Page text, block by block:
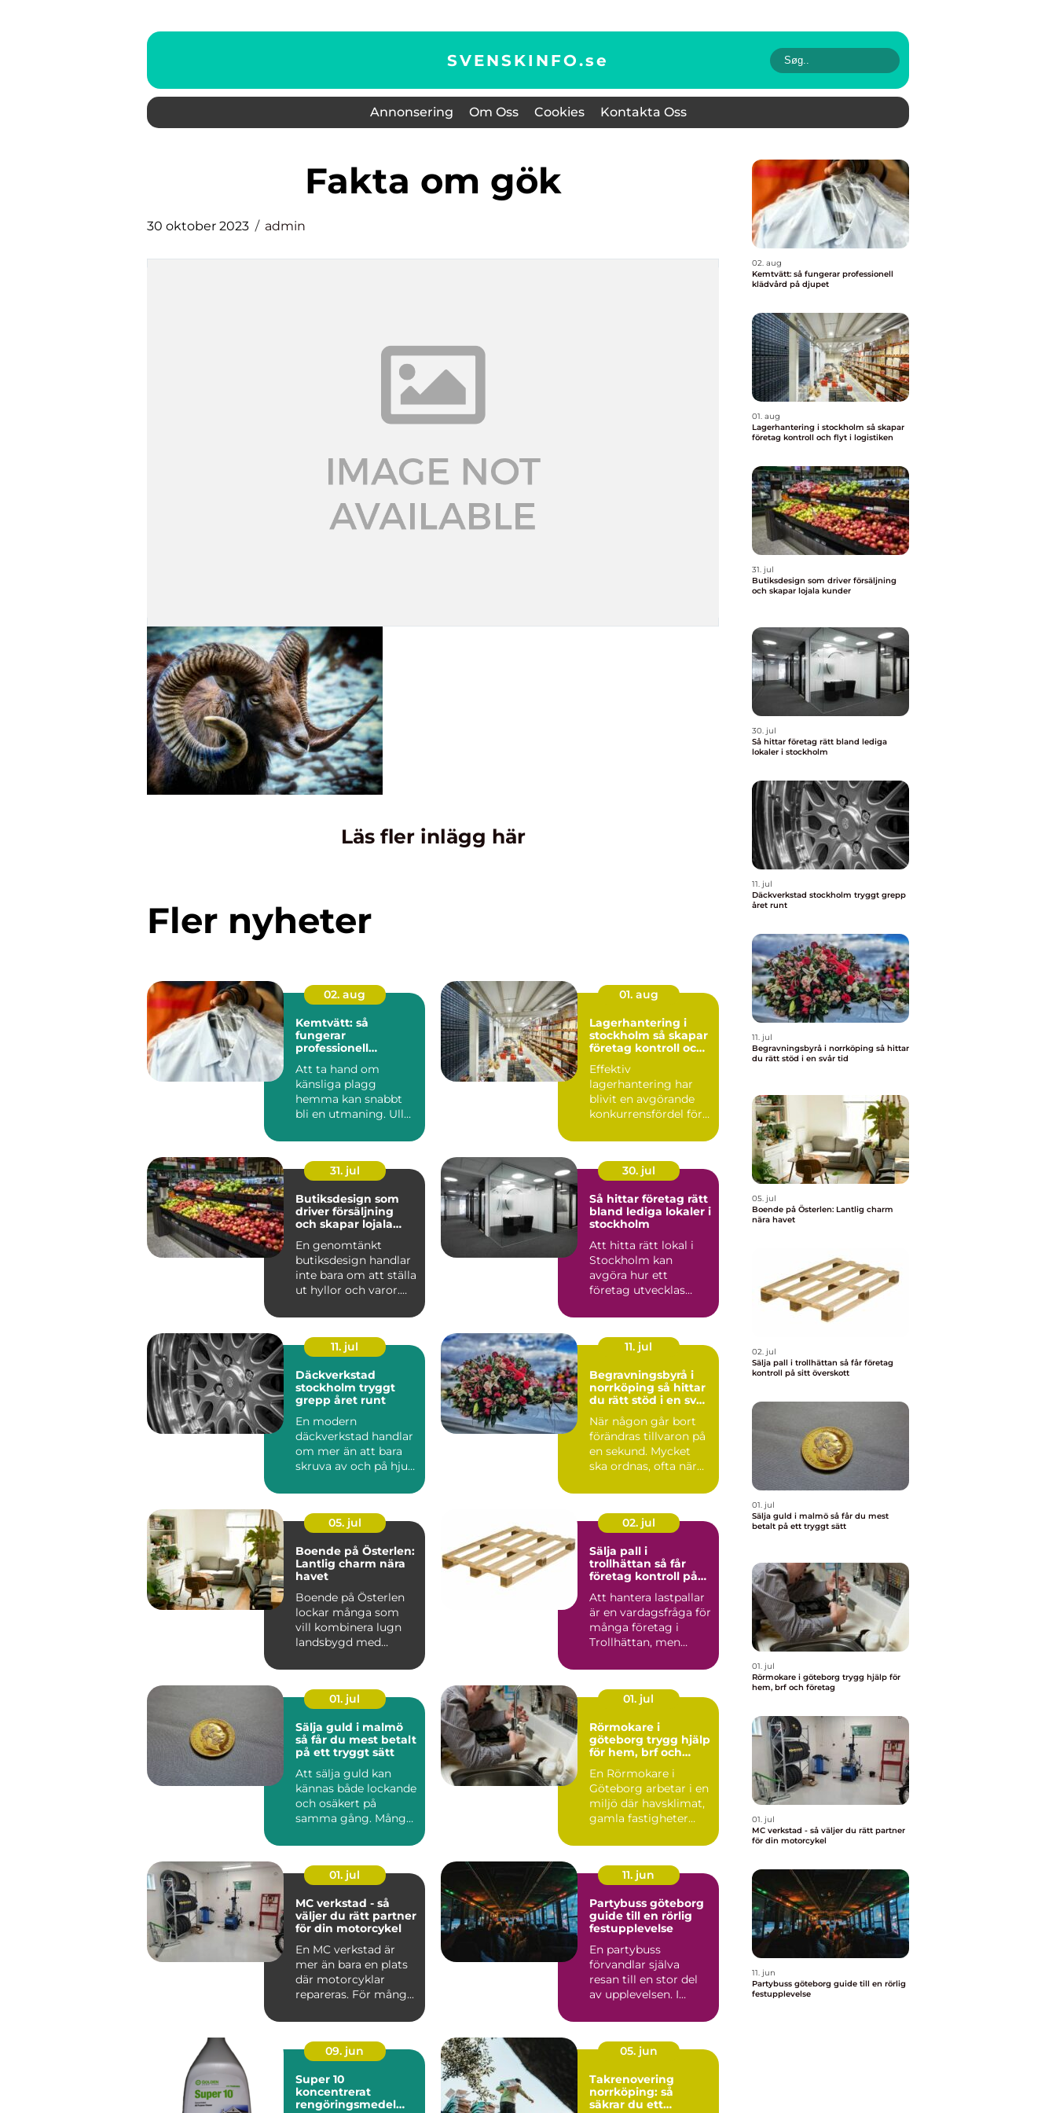
SVENSKINFO.se
Annonsering Om Oss Cookies Kontakta Oss
fakta om gök
30 oktober 2023 admin
Läs fler inlägg här
Fler nyheter
02. aug
Kemtvätt: så
fungerar
professionell
Att ta hand om
känsliga plagg
hemma kan snabbt
bli en utmaning. Ull
som tapp...
01. aug
Lagerhantering i
stockholm så skapar
företag kontroll och
Effektiv
lagerhantering har
blivit en avgörande
konkurrensfördel för
När varufl...
31. jul
Butiksdesign som
driver försäljning
och skapar lojala
En genomtänkt
butiksdesign handlar
inte bara om att ställa
ut hyllor och varor.
kun...
30. jul
Så hittar företag rätt
bland lediga lokaler i
stockholm
Att hitta rätt lokal i
Stockholm kan
avgöra hur ett
företag utvecklas
framåt. Läget p...
11. jul
Däckverkstad
stockholm tryggt
grepp året runt
En modern
däckverkstad handlar
om mer än att bara
skruva av och på hjul.
Stockholm är...
11. jul
Begravningsbyrå i
norrköping så hittar
du rätt stöd i en svår
När någon går bort
förändras tillvaron på
en sekund. Mycket
ska ordnas, ofta när
05. jul
Boende på Österlen:
Lantlig charm nära
havet
Boende på Österlen
lockar många som
vill kombinera lugn
landsbygd med
02. jul
Sälja pall i
trollhättan så får
företag kontroll på
Att hantera lastpallar
är en vardagsfråga för
många företag i
Trollhättan, men
me...
01. jul
Sälja guld i malmö
så får du mest betalt
på ett tryggt sätt
Att sälja guld kan
kännas både lockande
och osäkert på
samma gång. Många
ärvda fö...
01. jul
Rörmokare i
göteborg trygg hjälp
för hem, brf och
En Rörmokare i
Göteborg arbetar i en
miljö där havsklimat,
gamla fastigheter
stäl...
01. jul
MC verkstad - så
väljer du rätt partner
för din motorcykel
En MC verkstad är
mer än bara en plats
där motorcyklar
repareras. För mång...
11. jun
Partybuss göteborg
guide till en rörlig
festupplevelse
En partybuss
förvandlar själva
resan till en stor del
av upplevelsen. I
sig ...
09. jun
Super 10
koncentrerat
rengöringsmedel
05. jun
Takrenovering
norrköping: så
säkrar du ett
02. aug
Kemtvätt: så fungerar professionell
klädvård på djupet
01. aug
Lagerhantering i stockholm så skapar
företag kontroll och flyt i logistiken
31. jul
Butiksdesign som driver försäljning
och skapar lojala kunder
30. jul
Så hittar företag rätt bland lediga
lokaler i stockholm
11. jul
Däckverkstad stockholm tryggt grepp
året runt
11. jul
Begravningsbyrå i norrköping så hittar
du rätt stöd i en svår tid
05. jul
Boende på Österlen: Lantlig charm
nära havet
02. jul
Sälja pall i trollhättan så får företag
kontroll på sitt överskott
01. jul
Sälja guld i malmö så får du mest
betalt på ett tryggt sätt
01. jul
Rörmokare i göteborg trygg hjälp för
hem, brf och företag
01. jul
MC verkstad - så väljer du rätt partner
för din motorcykel
11. jun
Partybuss göteborg guide till en rörlig
festupplevelse